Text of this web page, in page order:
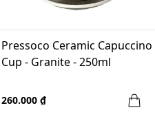
Pressoco Ceramic Capuccino
Cup - Granite - 250ml
260.000 ₫